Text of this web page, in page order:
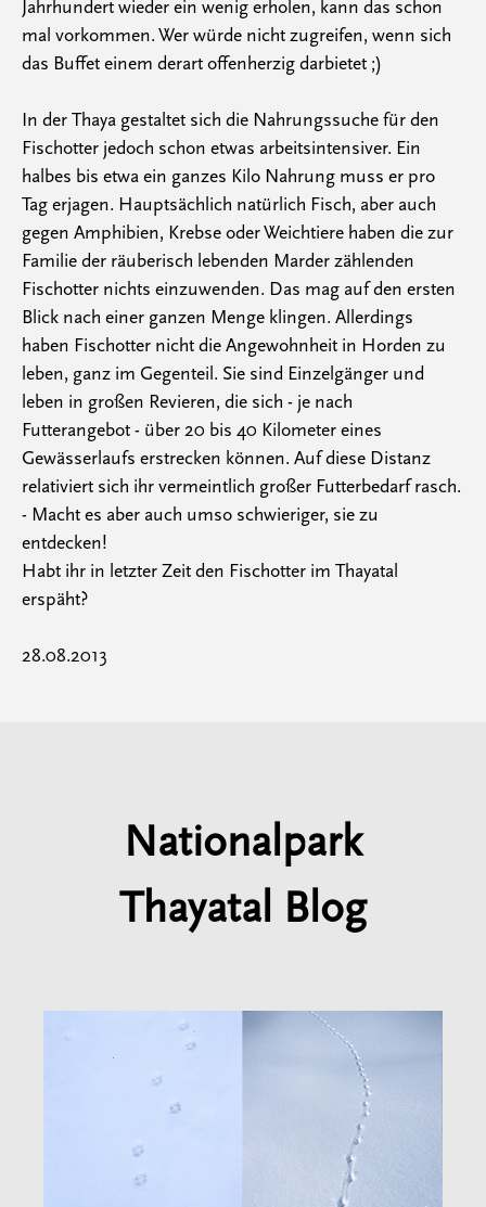
Jahrhundert wieder ein wenig erholen, kann das schon
mal vorkommen. Wer würde nicht zugreifen, wenn sich
das Buffet einem derart offenherzig darbietet ;)
In der Thaya gestaltet sich die Nahrungssuche für den
Fischotter jedoch schon etwas arbeitsintensiver. Ein
halbes bis etwa ein ganzes Kilo Nahrung muss er pro
Tag erjagen. Hauptsächlich natürlich Fisch, aber auch
gegen Amphibien, Krebse oder Weichtiere haben die zur
Familie der räuberisch lebenden Marder zählenden
Fischotter nichts einzuwenden. Das mag auf den ersten
Blick nach einer ganzen Menge klingen. Allerdings
haben Fischotter nicht die Angewohnheit in Horden zu
leben, ganz im Gegenteil. Sie sind Einzelgänger und
leben in großen Revieren, die sich - je nach
Futterangebot - über 20 bis 40 Kilometer eines
Gewässerlaufs erstrecken können. Auf diese Distanz
relativiert sich ihr vermeintlich großer Futterbedarf rasch.
- Macht es aber auch umso schwieriger, sie zu
entdecken!
Habt ihr in letzter Zeit den Fischotter im Thayatal
erspäht?
28.08.2013
Nationalpark
Thayatal Blog